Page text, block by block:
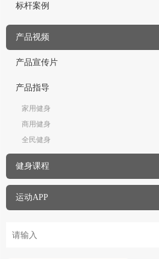
标杆案例
产品视频
产品宣传片
产品指导
家用健身
商用健身
全民健身
健身课程
运动APP